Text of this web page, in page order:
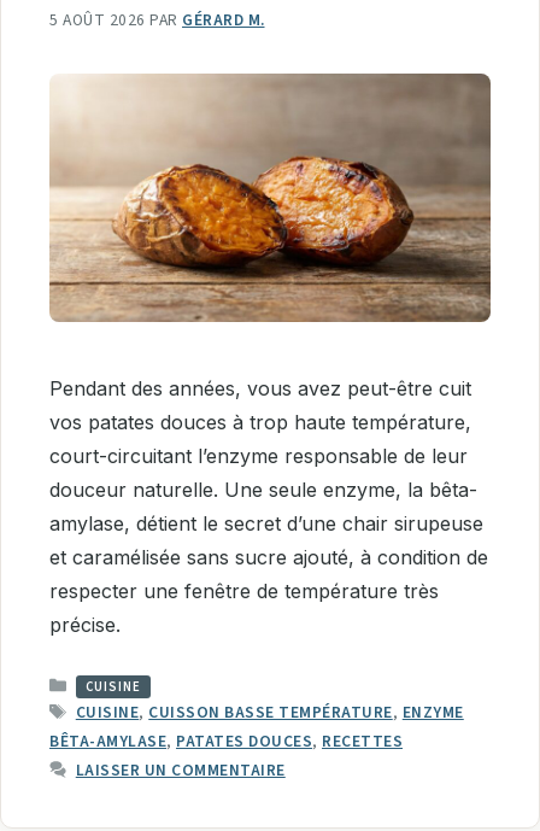
5 AOÛT 2026 PAR GÉRARD M.
Pendant des années, vous avez peut-être cuit
vos patates douces à trop haute température,
court-circuitant l’enzyme responsable de leur
douceur naturelle. Une seule enzyme, la bêta-
amylase, détient le secret d’une chair sirupeuse
et caramélisée sans sucre ajouté, à condition de
respecter une fenêtre de température très
précise.
CATÉGORIES
CUISINE
ÉTIQUETTES
CUISINE, CUISSON BASSE TEMPÉRATURE, ENZYME
BÊTA-AMYLASE, PATATES DOUCES, RECETTES
LAISSER UN COMMENTAIRE